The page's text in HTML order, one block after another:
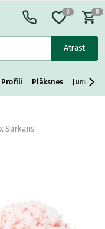
Atrast
0 0
Plāksnes Jumta
Sarkans